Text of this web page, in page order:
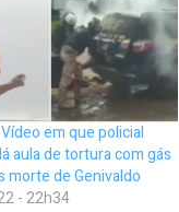
em que policial
aula de tortura com gás
morte de Genivaldo
- 22h34